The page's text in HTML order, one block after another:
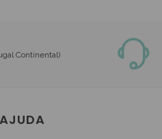
Continental)
AJUDA